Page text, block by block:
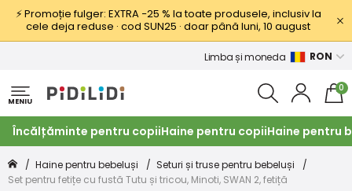
⚡ Promoție fulger: EXTRA −25 % la toate produsele, inclusiv la
cele deja reduse · cod SUN25 · doar până luni, 10 august
Limba și moneda RON
MENIU
0
Încălțăminte pentru copiiHaine pentru copiiHaine pentru
Haine pentru bebeluși
Seturi și truse pentru bebeluși
Set pentru fetițe cu fustă Tutu și tricou, Minoti, SWAN 2, fetiță